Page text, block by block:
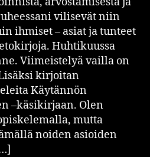
vilisevät niin
ihmiset – asiat ja tunteet
Huhtikuussa
Viimeistelyä vailla on
kirjoitan
Käytännön
–käsikirjaan. Olen
mutta
noiden asioiden